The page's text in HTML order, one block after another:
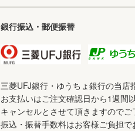
銀行振込・郵便振替
三菱UFJ銀行・ゆうちょ銀行の当店
お支払いはご注文確認日から1週間
キャンセルとさせて頂きますのでご
振込・振替手数料はお客様ご負担で